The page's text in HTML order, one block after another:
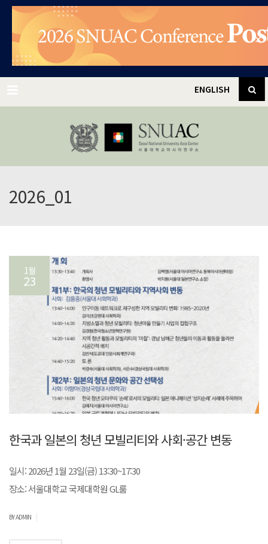
✕
ENGLISH
2026_01
1월
23
한국과 일본의 청년 모빌리티와 사회·공간 변동
일시: 2026년 1월 23일(금) 13:30~17:30
장소: 서울대학교 국제대학원 GL룸
BY ADMIN